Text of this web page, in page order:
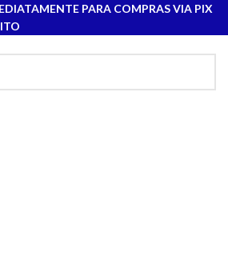
PARA COMPRAS VIA PIX